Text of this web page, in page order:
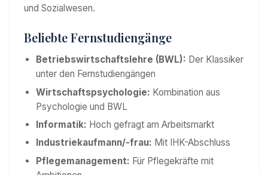
und Sozialwesen.
Beliebte Fernstudiengänge
Betriebswirtschaftslehre (BWL): Der Klassiker
unter den Fernstudiengängen
Wirtschaftspsychologie: Kombination aus
Psychologie und BWL
Informatik: Hoch gefragt am Arbeitsmarkt
Industriekaufmann/-frau: Mit IHK-Abschluss
Pflegemanagement: Für Pflegekräfte mit